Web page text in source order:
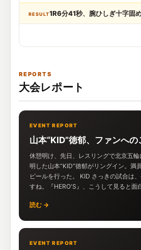
RESULT1R6分41秒、腕ひしぎ十字固
REPORTS
大会レポート
EVENT REPORT
山本“KID”徳郁、ファンへの
休憩明け、先日、レスリングで北京五
明した山本“KID”徳郁がリングイン。満
ピールを行った。 KID さっきの試合は
すね。『HERO'S』、こうして見ると面
読む →
EVENT REPORT